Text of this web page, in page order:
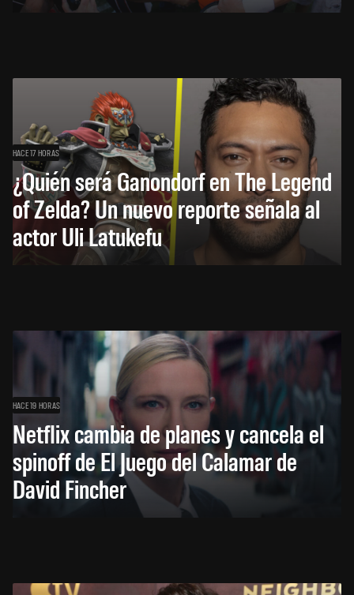
HACE 17 HORAS
¿Quién será Ganondorf en The Legend
of Zelda? Un nuevo reporte señala al
actor Uli Latukefu
HACE 19 HORAS
Netflix cambia de planes y cancela el
spinoff de El Juego del Calamar de
David Fincher